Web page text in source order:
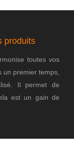
produits
toutes vos
un premier temps,
Il permet de
est un gain de